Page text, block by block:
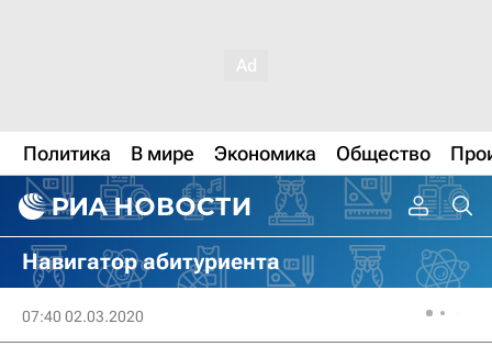
Политика В мире Экономика Общество
Навигатор абитуриента
07:40 02.03.2020